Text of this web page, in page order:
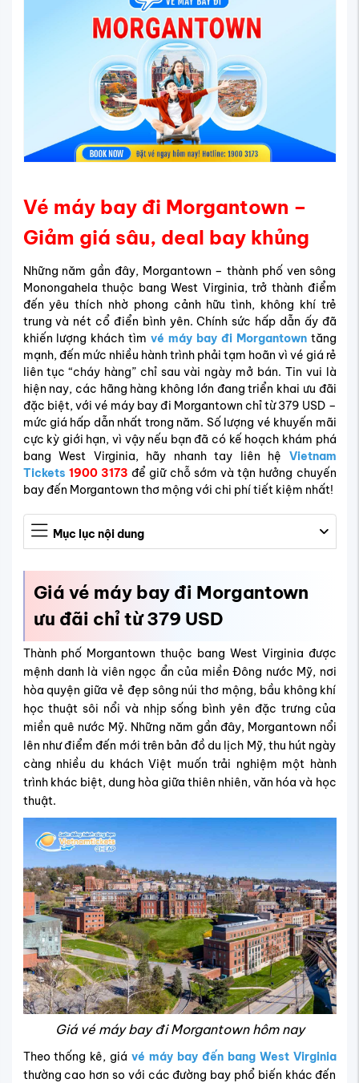
Vé máy bay đi Morgantown –
Giảm giá sâu, deal bay khủng
Những năm gần đây, Morgantown – thành phố ven sông
Monongahela thuộc bang West Virginia, trở thành điểm
đến yêu thích nhờ phong cảnh hữu tình, không khí trẻ
trung và nét cổ điển bình yên. Chính sức hấp dẫn ấy đã
khiến lượng khách tìmvé máy bay đi Morgantowntăng
mạnh, đến mức nhiều hành trình phải tạm hoãn vì vé giá rẻ
liên tục “cháy hàng” chỉ sau vài ngày mở bán. Tin vui là
hiện nay, các hãng hàng không lớn đang triển khai ưu đãi
đặc biệt, với vé máy bay đi Morgantown chỉ từ 379 USD –
mức giá hấp dẫn nhất trong năm. Số lượng vé khuyến mãi
cực kỳ giới hạn, vì vậy nếu bạn đã có kế hoạch khám phá
bang West Virginia, hãy nhanh tay liên hệ Vietnam
Tickets 1900 3173 để giữ chỗ sớm và tận hưởng chuyến
bay đến Morgantown thơ mộng với chi phí tiết kiệm nhất!
Mục lục nội dung
Giá vé máy bay đi Morgantown
ưu đãi chỉ từ 379 USD
Thành phố Morgantown thuộc bang West Virginia được
mệnh danh là viên ngọc ẩn của miền Đông nước Mỹ, nơi
hòa quyện giữa vẻ đẹp sông núi thơ mộng, bầu không khí
học thuật sôi nổi và nhịp sống bình yên đặc trưng của
miền quê nước Mỹ. Những năm gần đây, Morgantown nổi
lên như điểm đến mới trên bản đồ du lịch Mỹ, thu hút ngày
càng nhiều du khách Việt muốn trải nghiệm một hành
trình khác biệt, dung hòa giữa thiên nhiên, văn hóa và học
thuật.
Giá vé máy bay đi Morgantown hôm nay
Theo thống kê, giávé máy bay đến bang West Virginia
thường cao hơn so với các đường bay phổ biến khác đến